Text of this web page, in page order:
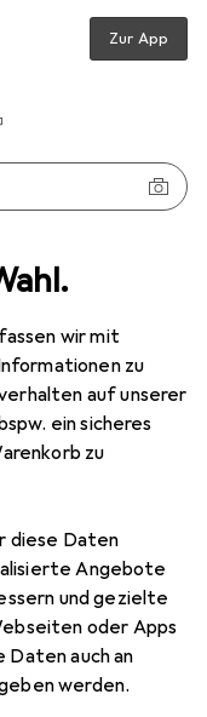
wir mit
zu
auf unserer
ein sicheres
zu
diese Daten
Angebote
und gezielte
oder Apps
Daten auch an
werden.
Zur App
Tiefenmass rechteckig
16 EWR
von Mahr